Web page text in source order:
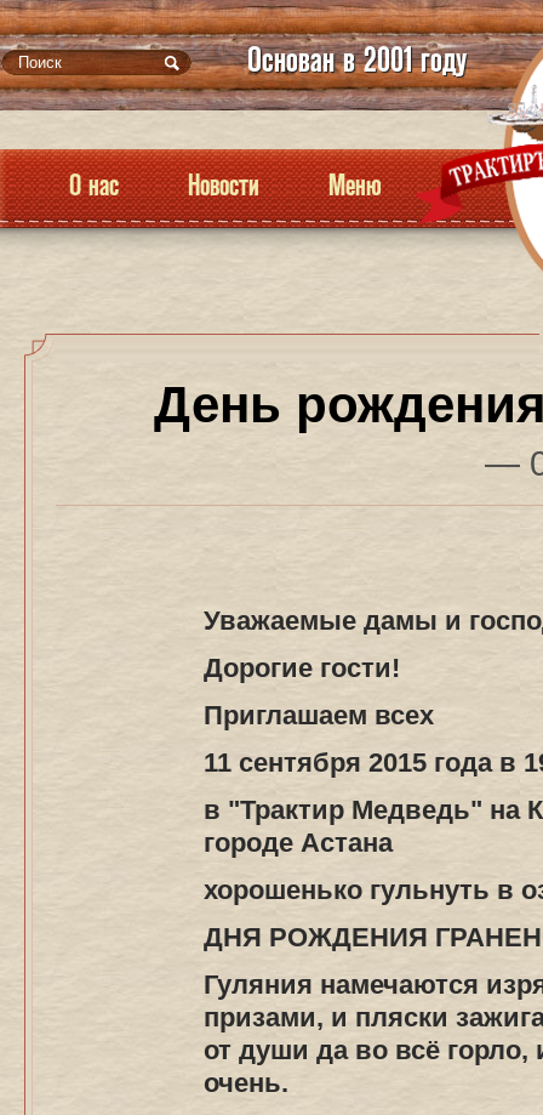
Основан в 2001 году
О нас Новости Меню
День
—
Уважаемые дамы и
Дорогие гости!
Приглашаем всех
11 сентября 2015 года в
в "Трактир Медведь" на
городе Астана
хорошенько гульнуть в
ДНЯ РОЖДЕНИЯ
Гуляния намечаются
призами, и пляски
от души да во всё
очень.